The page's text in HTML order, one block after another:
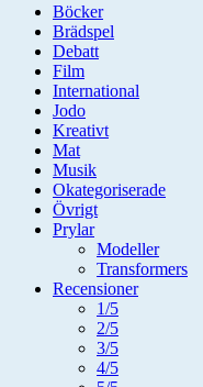
Böcker
Brädspel
Debatt
Film
International
Jodo
Kreativt
Mat
Musik
Okategoriserade
Övrigt
Prylar
Modeller
Transformers
Recensioner
1/5
2/5
3/5
4/5